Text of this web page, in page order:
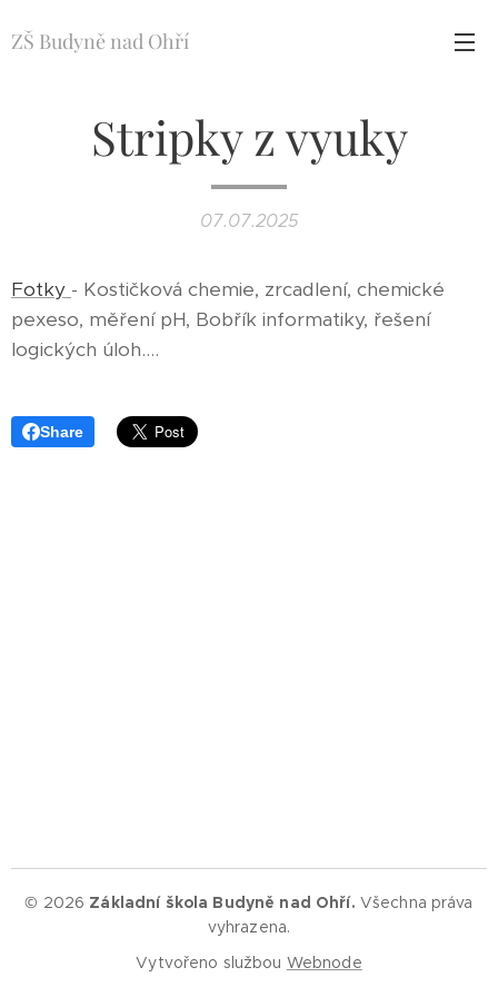
ZŠ Budyně nad Ohří
Stripky z vyuky
07.07.2025
Fotky - Kostičková chemie, zrcadlení, chemické
pexeso, měření pH, Bobřík informatiky, řešení
logických úloh....
Share
© 2026 Základní škola Budyně nad Ohří. Všechna práva
vyhrazena.
Vytvořeno službou Webnode